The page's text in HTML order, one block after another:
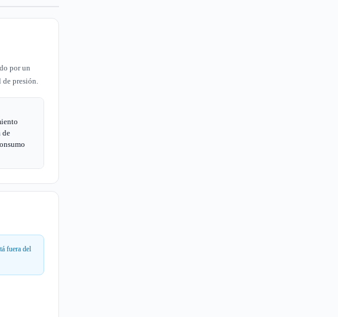
por un
de presión.
de
fuera del